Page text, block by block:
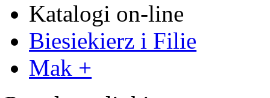
Katalogi on-line
Biesiekierz i Filie
Mak +